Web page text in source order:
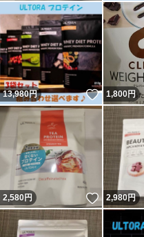
13,980円 いいね！
1,800円
2,580円 いいね！
2,980円